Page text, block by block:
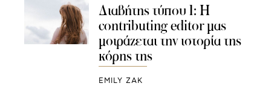
Διαβήτης τύπου 1: Η
contributing editor μας
μοιράζεται την ιστορία της
κόρης της
EMILY ZAK